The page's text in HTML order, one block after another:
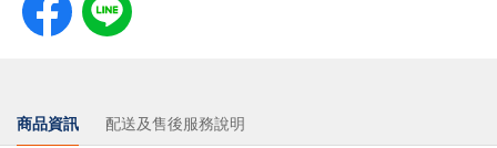
商品資訊 配送及售後服務說明